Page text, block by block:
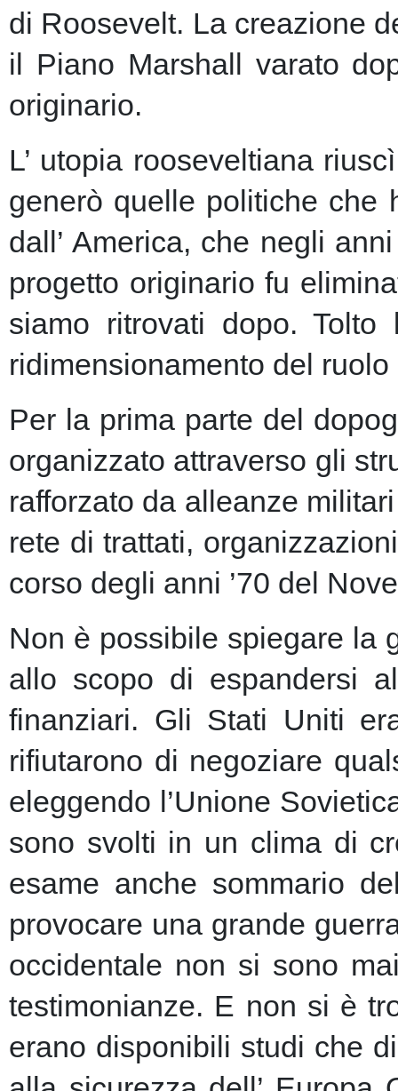
di Roosevelt. La creazione
il Piano Marshall varato
originario.
L’ utopia rooseveltiana
generò quelle politiche che
dall’ America, che negli
progetto originario fu
siamo ritrovati dopo.
ridimensionamento del
Per la prima parte del
organizzato attraverso gli
rafforzato da alleanze
rete di trattati,
corso degli anni ’70 del
Non è possibile spiegare la
allo scopo di espandersi
finanziari. Gli Stati Uniti
rifiutarono di negoziare
eleggendo l’Unione
sono svolti in un clima di
esame anche sommario
provocare una grande
occidentale non si sono
testimonianze. E non si è
erano disponibili studi che